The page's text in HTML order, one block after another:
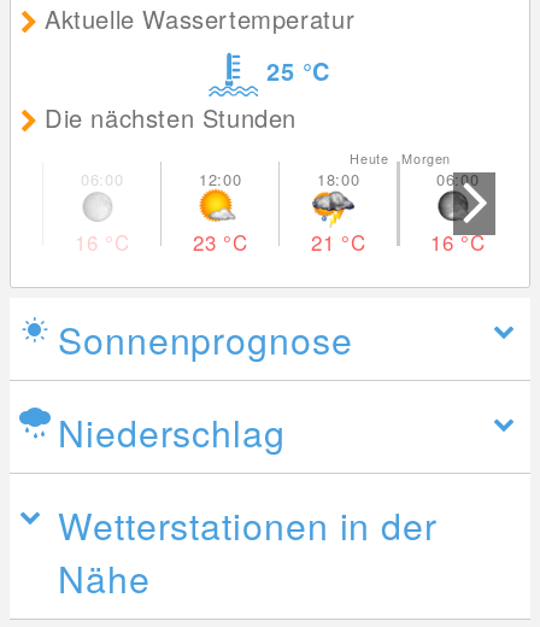
Aktuelle Wassertemperatur
25 °C
Die nächsten Stunden
16 °C 23 °C 21 °C
Heute Morgen
16°C
Sonnenprognose
Niederschlag
Wetterstationen in der
Nähe